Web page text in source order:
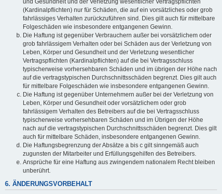
(Kardinalpflichten) nur für Schäden, die auf ein vorsätzliches oder grob
fahrlässiges Verhalten zurückzuführen sind. Dies gilt auch für mittelbare
Folgeschäden wie insbesondere entgangenen Gewinn.
Die Haftung ist gegenüber Verbrauchern außer bei vorsätzlichem oder
grob fahrlässigem Verhalten oder bei Schäden aus der Verletzung von
Leben, Körper und Gesundheit und der Verletzung wesentlicher
Vertragspflichten (Kardinalpflichten) auf die bei Vertragsschluss
typischerweise vorhersehbaren Schäden und im übrigen der Höhe nach
auf die vertragstypischen Durchschnittsschäden begrenzt. Dies gilt auch
für mittelbare Folgeschäden wie insbesondere entgangenen Gewinn.
Die Haftung ist gegenüber Unternehmern außer bei der Verletzung von
Leben, Körper und Gesundheit oder vorsätzlichem oder grob
fahrlässigem Verhalten des Betreibers auf die bei Vertragsschluss
typischerweise vorhersehbaren Schäden und im Übrigen der Höhe
nach auf die vertragstypischen Durchschnittsschäden begrenzt. Dies gilt
auch für mittelbare Schäden, insbesondere entgangenen Gewinn.
Die Haftungsbegrenzung der Absätze a bis c gilt sinngemäß auch
zugunsten der Mitarbeiter und Erfüllungsgehilfen des Betreibers.
Ansprüche für eine Haftung aus zwingendem nationalem Recht bleiben
unberührt.
6. ÄNDERUNGSVORBEHALT